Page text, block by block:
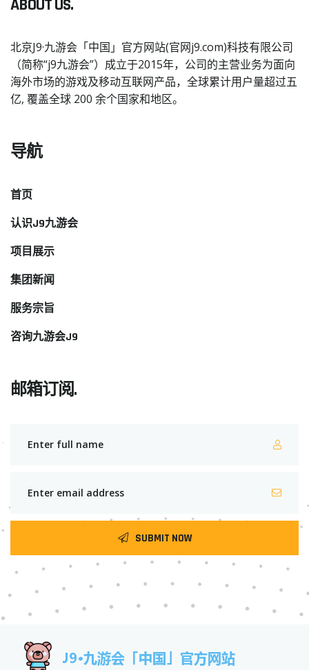
ABOUT US.
北京J9·九游会「中国」官方网站(官网j9.com)科技有限公司
（简称“j9九游会”）成立于2015年，公司的主营业务为面向
海外市场的游戏及移动互联网产品，全球累计用户量超过五
亿, 覆盖全球 200 余个国家和地区。
导航
首页
认识J9九游会
项目展示
集团新闻
服务宗旨
咨询九游会J9
邮箱订阅.
SUBMIT NOW